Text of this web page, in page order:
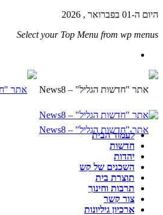
היום ה-01 בפברואר , 2026
Select your Top Menu from wp menus
לעמוד הבית
חדשות
יהדות
השכנים של קש
תוצרת בית
תרבות וחינוך
צור קשר
ארכיון גיליונות